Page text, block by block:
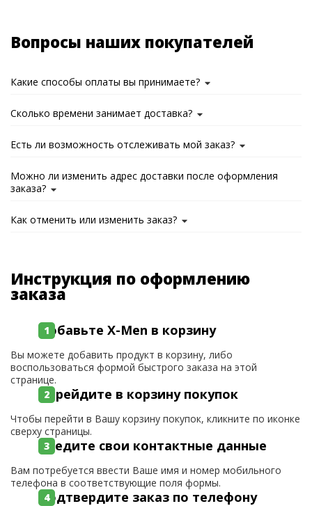
Вопросы наших покупателей
Какие способы оплаты вы принимаете?
Сколько времени занимает доставка?
Есть ли возможность отслеживать мой заказ?
Можно ли изменить адрес доставки после оформления
заказа?
Как отменить или изменить заказ?
Инструкция по оформлению
заказа
Добавьте X-Men в корзину
Вы можете добавить продукт в корзину, либо
воспользоваться формой быстрого заказа на этой
странице.
Перейдите в корзину покупок
Чтобы перейти в Вашу корзину покупок, кликните по иконке
сверху страницы.
Введите свои контактные данные
Вам потребуется ввести Ваше имя и номер мобильного
телефона в соответствующие поля формы.
Подтвердите заказ по телефону